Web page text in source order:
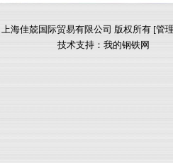
上海佳兢国际贸易有限公司 版权所有 [管
技术支持： 我的钢铁网